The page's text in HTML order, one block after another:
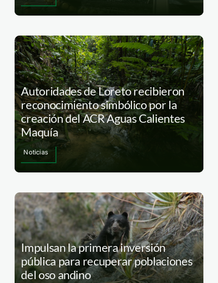
Autoridades de Loreto recibieron
reconocimiento simbólico por la
creación del ACR Aguas Calientes
Maquía
Noticias
Impulsan la primera inversión
pública para recuperar poblaciones
del oso andino